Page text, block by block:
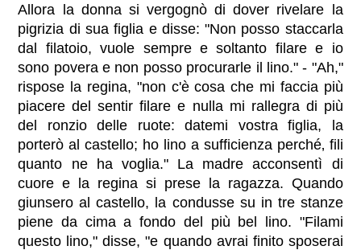
Allora la donna si vergognò di dover rivelare la
pigrizia di sua figlia e disse: "Non posso staccarla
dal filatoio, vuole sempre e soltanto filare e io
sono povera e non posso procurarle il lino." - "Ah,"
rispose la regina, "non c'è cosa che mi faccia più
piacere del sentir filare e nulla mi rallegra di più
del ronzio delle ruote: datemi vostra figlia, la
porterò al castello; ho lino a sufficienza perché‚ fili
quanto ne ha voglia." La madre acconsentì di
cuore e la regina si prese la ragazza. Quando
giunsero al castello, la condusse su in tre stanze
piene da cima a fondo del più bel lino. "Filami
questo lino," disse, "e quando avrai finito sposerai